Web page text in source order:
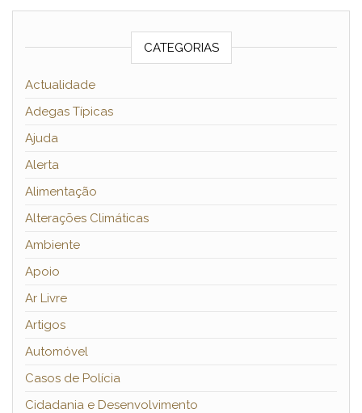
CATEGORIAS
Actualidade
Adegas Típicas
Ajuda
Alerta
Alimentação
Alterações Climáticas
Ambiente
Apoio
Ar Livre
Artigos
Automóvel
Casos de Polícia
Cidadania e Desenvolvimento